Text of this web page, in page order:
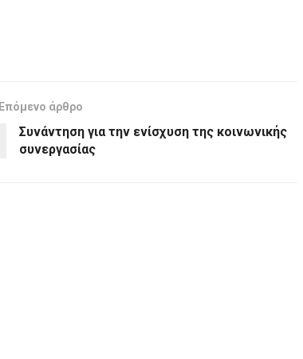
Επόμενο άρθρο
Συνάντηση για την ενίσχυση της κοινωνικής
συνεργασίας